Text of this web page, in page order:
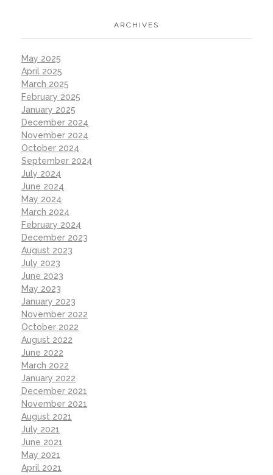
ARCHIVES
May 2025
April 2025
March 2025
February 2025
January 2025
December 2024
November 2024
October 2024
September 2024
July 2024
June 2024
May 2024
March 2024
February 2024
December 2023
August 2023
July 2023
June 2023
May 2023
January 2023
November 2022
October 2022
August 2022
June 2022
March 2022
January 2022
December 2021
November 2021
August 2021
July 2021
June 2021
May 2021
April 2021